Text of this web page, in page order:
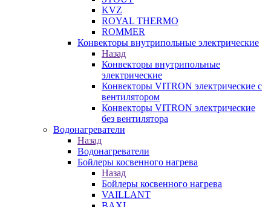
KVZ
ROYAL THERMO
ROMMER
Конвекторы внутрипольные электрические
Назад
Конвекторы внутрипольные
электрические
Конвекторы VITRON электрические с
вентилятором
Конвекторы VITRON электрические
без вентилятора
Водонагреватели
Назад
Водонагреватели
Бойлеры косвенного нагрева
Назад
Бойлеры косвенного нагрева
VAILLANT